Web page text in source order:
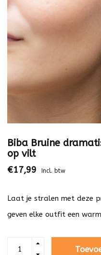
Biba Bruine
op vilt
€17,99 Incl. btw
Laat je stralen met deze
geven elke outfit een